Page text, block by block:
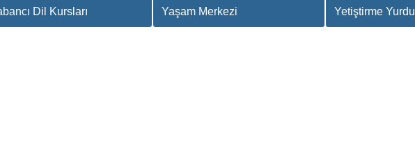
Dil Kursları Yaşam Merkezi Yetiştirme Yurdu